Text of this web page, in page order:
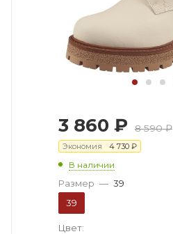
3 860 ₽ 8 590₽
Экономия 4 730 ₽
В наличии
Размер — 39
39
Цвет: